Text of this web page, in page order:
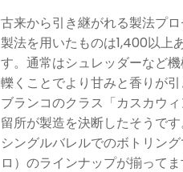
古来から引き継がれる製法プ
製法を用いたものは1,400以上
す。通常はシュレッダーなど
轢くことでより甘みと香りが
ブランコのクラス「カスカウ
留所が製造を決断したそうです
シングルバレルでのボトリン
ロ）のラインナップが揃ってま